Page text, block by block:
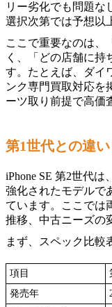
リー劣化でも問題な
選択次第では予想以
ここで重要なのは、
く、「どの店舗に持
す。たとえば、ダイ
ンク専門買取対応を
ーツ取り前提で高価
第1世代との違
iPhone SE 第2世代
強化されたモデルで
ています。ここでは
推移、中古ニーズの
まず、スペック比較
項目
発売年